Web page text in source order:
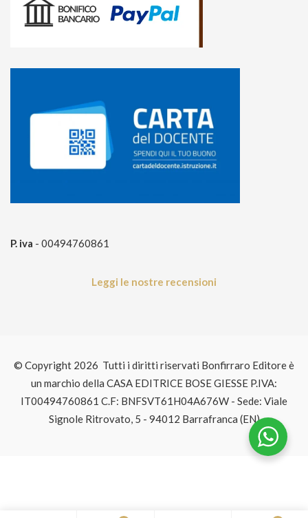
P. iva - 00494760861
Leggi le nostre recensioni
© Copyright 2026 Tutti i diritti riservati Bonfirraro Editore è
un marchio della CASA EDITRICE BOSE GIESSE P.IVA:
IT00494760861 C.F: BNFSVT61H04A676W - Sede: Viale
Signole Ritrovato, 5 - 94012 Barrafranca (EN)